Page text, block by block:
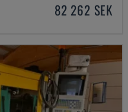
82 262 SEK